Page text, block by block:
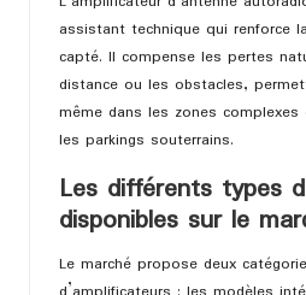
assistant technique qui renforce
capté. Il compense les pertes
distance ou les obstacles,
même dans les zones
les parkings souterrains.
Les différents types
disponibles sur le
Le marché propose deux